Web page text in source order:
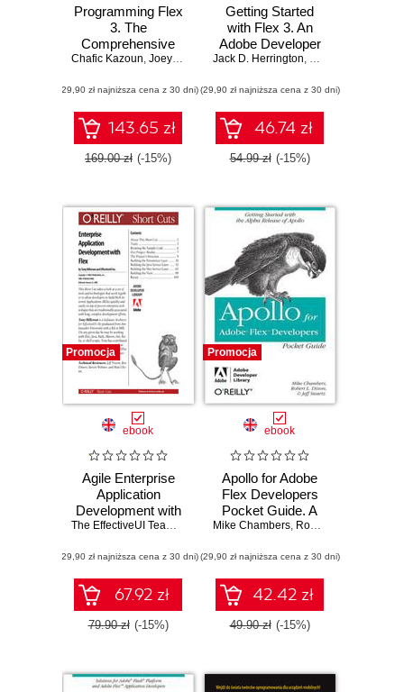
Programming Flex
3. The
Comprehensive
Guide to Creating
Applications with
Adobe Flex
Chafic Kazoun, Joey Lott
(29,90 zł najniższa cena z 30 dni)
143.65 zł
169.00 zł (-15%)
Getting Started
with Flex 3. An
Adobe Developer
Library Pocket
Developers
Jack D. Herrington, Emily Kim
(29,90 zł najniższa cena z 30 dni)
46.74 zł
54.99 zł (-15%)
Promocja
ebook
Agile Enterprise
Application
Development with
Flex
The EffectiveUI Team, Tony Hillerson
(29,90 zł najniższa cena z 30 dni)
67.92 zł
79.90 zł (-15%)
Promocja
ebook
Apollo for Adobe
Flex Developers
Pocket Guide. A
Developer's
Apollo's Alpha
Release
Mike Chambers, Rob Dixon
(29,90 zł najniższa cena z 30 dni)
42.42 zł
49.90 zł (-15%)